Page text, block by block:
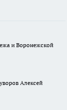
и Воронежской
Алексей